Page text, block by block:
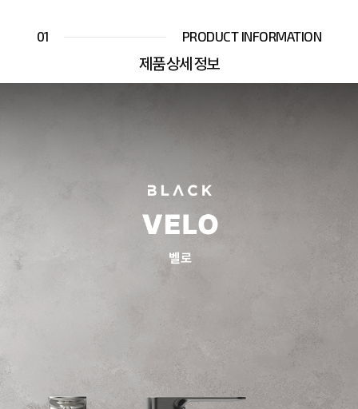
01 PRODUCT INFORMATION
제품 상세 정보